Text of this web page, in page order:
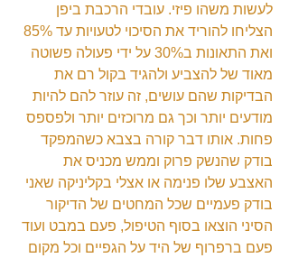
לעשות משהו פיזי. עובדי הרכבת ביפן
ואת התאונות ב30% על ידי פעולה פשוטה
מאוד של להצביע ולהגיד בקול רם את
הבדיקות שהם עושים, זה עוזר להם להיות
מודעים יותר וכך גם מרוכזים יותר ולפספס
פחות. אותו דבר קורה בצבא כשהמפקד
בודק שהנשק פרוק וממש מכניס את
האצבע שלו פנימה או אצלי בקליניקה שאני
בודק פעמיים שכל המחטים של הדיקור
הסיני הוצאו בסוף הטיפול, פעם במבט ועוד
פעם ברפרוף של היד על הגפיים וכל מקום